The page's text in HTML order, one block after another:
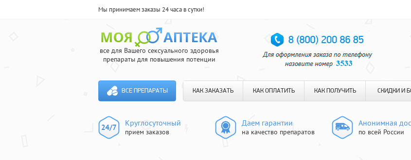
Мы принимаем заказы 24 часа в сутки!
все для Вашего сексуального здоровья
препараты для повышения потенции
ВСЕ ПРЕПАРАТЫ КАК ЗАКАЗАТЬ КАК ОПЛАТИТЬ КАК ПОЛУЧИТЬ СКИДКИ И
Круглосуточный
прием заказов
Даем гарантии
на качество препаратов
Анонимная
по всей России